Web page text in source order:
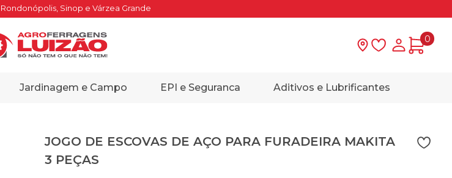
Sinop e Várzea Grande
Lista deMinha
0
Jardinagem e Campo EPI e Seguranca Aditivos e Lubrificantes
JOGO DE ESCOVAS DE AÇO PARA FURADEIRA MAKITA
3 PEÇAS